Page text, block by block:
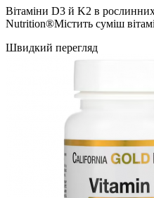
Вітаміни D3 й K2 в
Nutrition®Містить суміш
Швидкий перегляд